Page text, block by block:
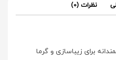
نظرات (0)
برای زیباسازی و گرما